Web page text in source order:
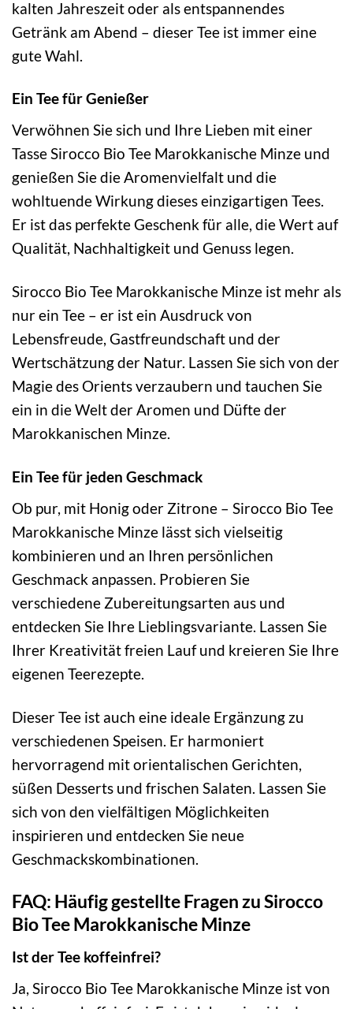
kalten Jahreszeit oder als entspannendes
Getränk am Abend – dieser Tee ist immer eine
gute Wahl.
Ein Tee für Genießer
Verwöhnen Sie sich und Ihre Lieben mit einer
Tasse Sirocco Bio Tee Marokkanische Minze und
genießen Sie die Aromenvielfalt und die
wohltuende Wirkung dieses einzigartigen Tees.
Er ist das perfekte Geschenk für alle, die Wert auf
Qualität, Nachhaltigkeit und Genuss legen.
Sirocco Bio Tee Marokkanische Minze ist mehr als
nur ein Tee – er ist ein Ausdruck von
Lebensfreude, Gastfreundschaft und der
Wertschätzung der Natur. Lassen Sie sich von der
Magie des Orients verzaubern und tauchen Sie
ein in die Welt der Aromen und Düfte der
Marokkanischen Minze.
Ein Tee für jeden Geschmack
Ob pur, mit Honig oder Zitrone – Sirocco Bio Tee
Marokkanische Minze lässt sich vielseitig
kombinieren und an Ihren persönlichen
Geschmack anpassen. Probieren Sie
verschiedene Zubereitungsarten aus und
entdecken Sie Ihre Lieblingsvariante. Lassen Sie
Ihrer Kreativität freien Lauf und kreieren Sie Ihre
eigenen Teerezepte.
Dieser Tee ist auch eine ideale Ergänzung zu
verschiedenen Speisen. Er harmoniert
hervorragend mit orientalischen Gerichten,
süßen Desserts und frischen Salaten. Lassen Sie
sich von den vielfältigen Möglichkeiten
inspirieren und entdecken Sie neue
Geschmackskombinationen.
FAQ: Häufig gestellte Fragen zu Sirocco
Bio Tee Marokkanische Minze
Ist der Tee koffeinfrei?
Ja, Sirocco Bio Tee Marokkanische Minze ist von